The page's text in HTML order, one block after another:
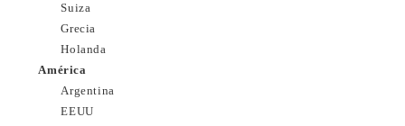
Suiza
Grecia
Holanda
América
Argentina
EEUU